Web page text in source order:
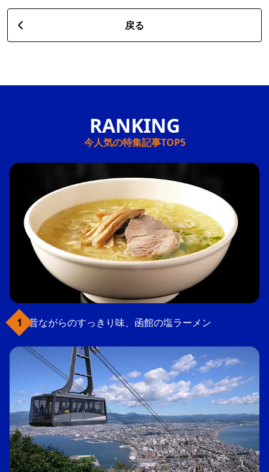
戻る
今人気の特集記事TOP5
昔ながらのすっきり味、函館の塩ラーメン